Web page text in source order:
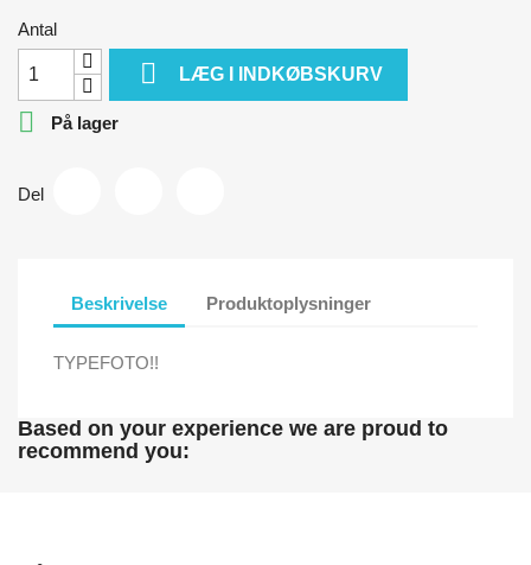
Antal
 LÆG I INDKØBSKURV
 På lager
Del
Beskrivelse Produktoplysninger
TYPEFOTO!!
Based on your experience we are proud to
recommend you: